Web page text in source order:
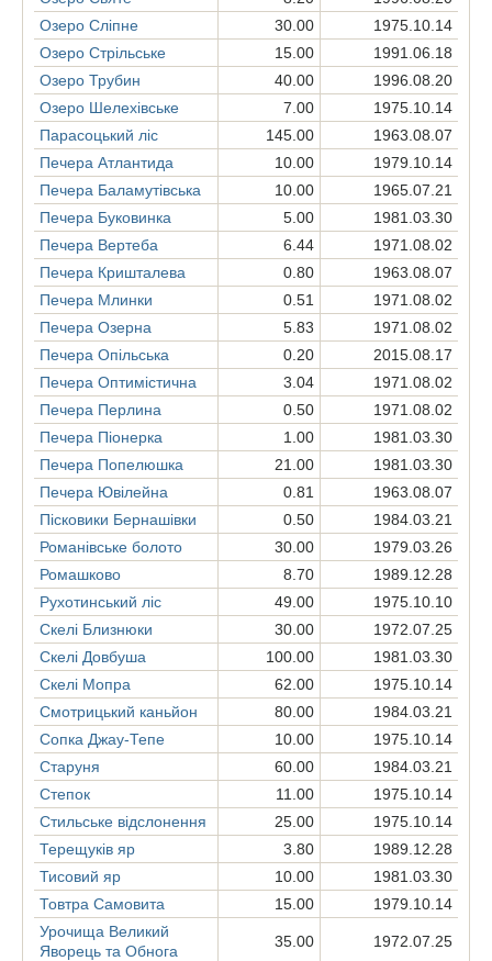
Озеро Сліпне
30.00
1975.10.14
Озеро Стрільське
15.00
1991.06.18
Озеро Трубин
40.00
1996.08.20
Озеро Шелехівське
7.00
1975.10.14
Парасоцький ліс
145.00
1963.08.07
Печера Атлантида
10.00
1979.10.14
Печера Баламутівська
10.00
1965.07.21
Печера Буковинка
5.00
1981.03.30
Печера Вертеба
6.44
1971.08.02
Печера Кришталева
0.80
1963.08.07
Печера Млинки
0.51
1971.08.02
Печера Озерна
5.83
1971.08.02
Печера Опільська
0.20
2015.08.17
Печера Оптимiстична
3.04
1971.08.02
Печера Перлина
0.50
1971.08.02
Печера Піонерка
1.00
1981.03.30
Печера Попелюшка
21.00
1981.03.30
Печера Ювілейна
0.81
1963.08.07
Пісковики Бернашівки
0.50
1984.03.21
Романівське болото
30.00
1979.03.26
Ромашково
8.70
1989.12.28
Рухотинський ліс
49.00
1975.10.10
Скелі Близнюки
30.00
1972.07.25
Скелі Довбуша
100.00
1981.03.30
Скелі Мопра
62.00
1975.10.14
Смотрицький каньйон
80.00
1984.03.21
Сопка Джау-Тепе
10.00
1975.10.14
Старуня
60.00
1984.03.21
Степок
11.00
1975.10.14
Стильське відслонення
25.00
1975.10.14
Терещуків яр
3.80
1989.12.28
Тисовий яр
10.00
1981.03.30
Товтра Самовита
15.00
1979.10.14
Урочища Великий
Яворець та Обнога
35.00 1972.07.25
Згорнути список
Завантаження...